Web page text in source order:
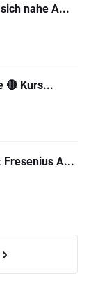
nahe A...
🔴 Kurs...
Fresenius A...